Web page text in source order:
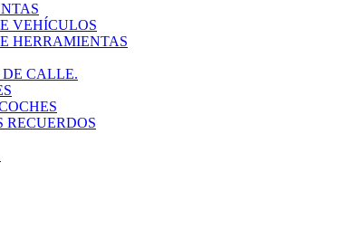
VEHÍCULOS
HERRAMIENTAS
DE CALLE.
RECUERDOS